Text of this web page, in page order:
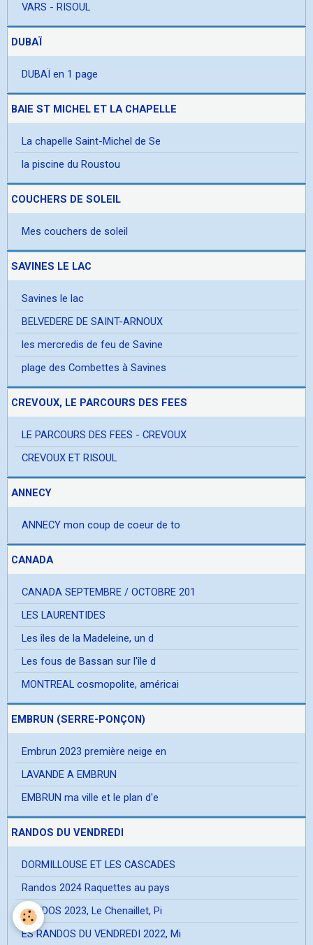
VARS - RISOUL
DUBAÏ
DUBAÏ en 1 page
BAIE ST MICHEL ET LA CHAPELLE
La chapelle Saint-Michel de Se
la piscine du Roustou
COUCHERS DE SOLEIL
Mes couchers de soleil
SAVINES LE LAC
Savines le lac
BELVEDERE DE SAINT-ARNOUX
les mercredis de feu de Savine
plage des Combettes à Savines
CREVOUX, LE PARCOURS DES FEES
LE PARCOURS DES FEES - CREVOUX
CREVOUX ET RISOUL
ANNECY
ANNECY mon coup de coeur de to
CANADA
CANADA SEPTEMBRE / OCTOBRE 201
LES LAURENTIDES
Les îles de la Madeleine, un d
Les fous de Bassan sur l'île d
MONTREAL cosmopolite, américai
EMBRUN (SERRE-PONÇON)
Embrun 2023 première neige en
LAVANDE A EMBRUN
EMBRUN ma ville et le plan d'e
RANDOS DU VENDREDI
DORMILLOUSE ET LES CASCADES
Randos 2024 Raquettes au pays
RANDOS 2023, Le Chenaillet, Pi
ES RANDOS DU VENDREDI 2022, Mi